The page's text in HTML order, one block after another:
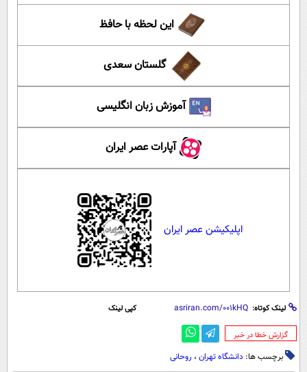
این لحظه با حافظ
گلستان سعدی
آموزش زبان انگلیسی
آپارات عصر ایران
اپلیکیشن عصر ایران
لینک کوتاه: کپی لینک
‌گزارش خطا در خبر
برچسب ها: دانشگاه تهران ، روحانی